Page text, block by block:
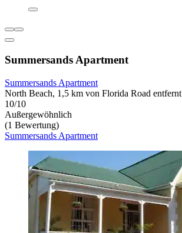
Summersands Apartment
Summersands Apartment
North Beach, 1,5 km von Florida Road entfernt
10/10
Außergewöhnlich
(1 Bewertung)
Summersands Apartment